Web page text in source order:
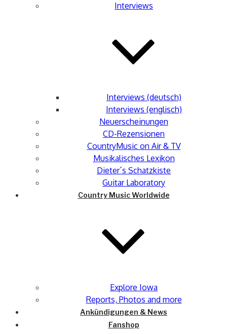
Interviews
Interviews (deutsch)
Interviews (englisch)
Neuerscheinungen
CD-Rezensionen
CountryMusic on Air & TV
Musikalisches Lexikon
Dieter´s Schatzkiste
Guitar Laboratory
Country Music Worldwide
Explore Iowa
Reports, Photos and more
Ankündigungen & News
Fanshop